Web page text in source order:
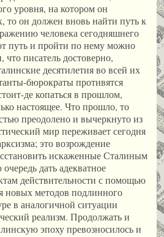
уровня, на котором он
то он должен вновь найти путь к
человека сегодняшнего
путь и пройти по нему можно
писатель достоверно,
десятилетия во всей их
бюрократы противятся
де копаться в прошлом,
настоящее. Что прошло, то
преодолено и вычеркнуто из
мир переживает сегодня
это возрождение
искаженные Сталиным
дать адекватное
действительности с помощью
новых методов подлинного
в аналогичной ситуации
реализм. Продолжать и
эпоху превозносилось и